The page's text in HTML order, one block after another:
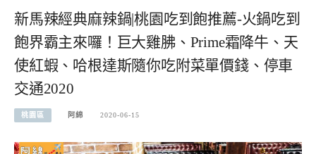
新馬辣經典麻辣鍋|桃園吃到飽推薦-火鍋吃到
飽界霸主來囉！巨大雞胇、Prime霜降牛、天
使紅蝦、哈根達斯隨你吃附菜單價錢、停車
交通2020
桃園區 阿綿 2020-06-15